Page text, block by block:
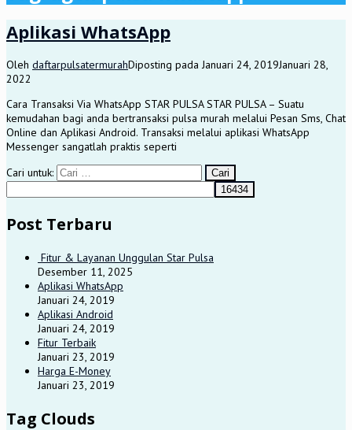
Aplikasi WhatsApp
Oleh daftarpulsatermurahDiposting padaJanuari 24, 2019Januari 28,
2022
Cara Transaksi Via WhatsApp STAR PULSA STAR PULSA – Suatu
kemudahan bagi anda bertransaksi pulsa murah melalui Pesan Sms, Chat
Online dan Aplikasi Android. Transaksi melalui aplikasi WhatsApp
Messenger sangatlah praktis seperti
Cari untuk:
Post Terbaru
Fitur & Layanan Unggulan Star Pulsa
Desember 11, 2025
Aplikasi WhatsApp
Januari 24, 2019
Aplikasi Android
Januari 24, 2019
Fitur Terbaik
Januari 23, 2019
Harga E-Money
Januari 23, 2019
Tag Clouds